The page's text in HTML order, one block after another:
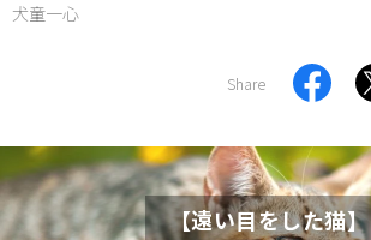
犬童一心
Share
【遠い目をした猫】